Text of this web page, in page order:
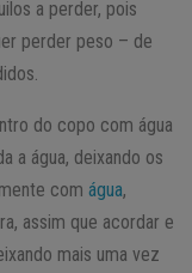
a perder, pois
perder peso – de
do copo com água
a água, deixando os
com água,
assim que acordar e
mais uma vez